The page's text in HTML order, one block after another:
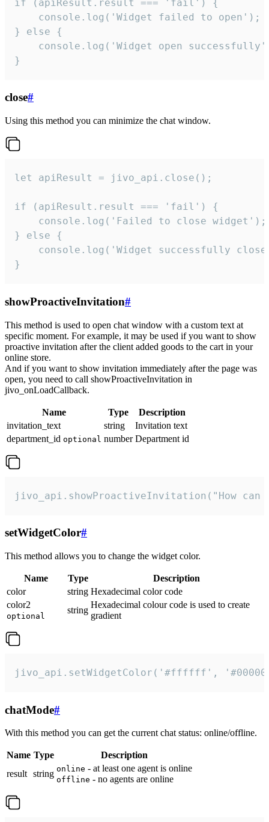
if (apiResult.result === 'fail') {
    console.log('Widget failed to open');
} else {
console.log('Widget open
}
close#
Using this method you can minimize the chat window.
let apiResult = jivo_api.close();
if (apiResult.result === 'fail') {
    console.log('Failed to close widget');
} else {
console.log('Widget successfully
}
showProactiveInvitation#
This method is used to open chat window with a custom text at
specific moment. For example, it may be used if you want to show
proactive invitation after the client added goods to the cart in your
online store.
And if you want to show invitation immediately after the page was
open, you need to call showProactiveInvitation in
jivo_onLoadCallback.
Name Type
Description
invitation_text
string
Invitation text
department_id optional number Department id
jivo_api.showProactiveInvitation("How
setWidgetColor#
This method allows you to change the widget color.
Name Type
Description
color
string Hexadecimal color code
color2
optional
string
Hexadecimal colour code is used to create
gradient
jivo_api.setWidgetColor('#ffffff',
chatMode#
With this method you can get the current chat status: online/offline.
Name Type
Description
result string online - at least one agent is online
offline - no agents are online